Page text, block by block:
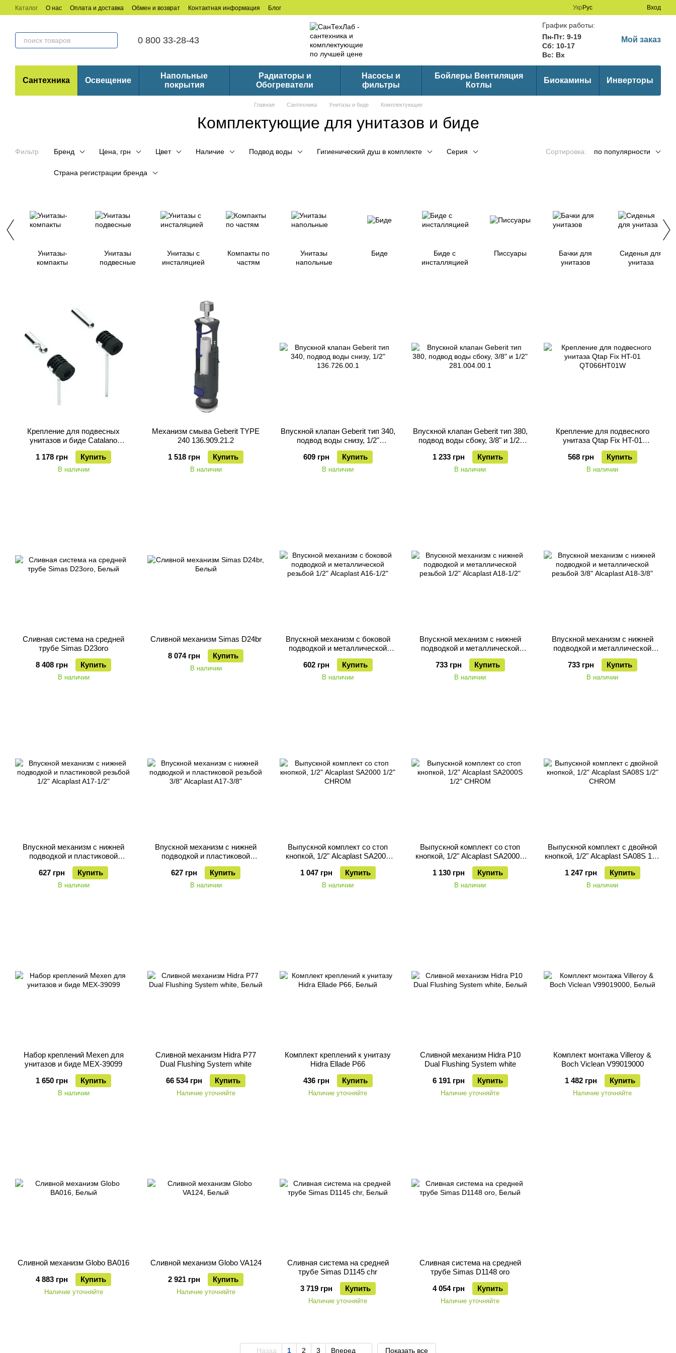
Перейти к основному контенту
Каталог О нас Оплата и доставка Обмен и возврат Контактная информация Блог Укр Рус Вход
0 800 33-28-43
График работы:
Пн-Пт: 9-19
Сб: 10-17
Вс: Вх
Мой заказ
Сантехника Освещение
Напольные
покрытия
Радиаторы и
Обогреватели
Насосы и
фильтры
Бойлеры Вентиляция
Котлы
Биокамины Инверторы
Главная Сантехника Унитазы и биде Комплектующие
Комплектующие для унитазов и биде
Фильтр Бренд Цена, грн Цвет Наличие Подвод воды Гигиенический душ в комплекте Серия
Страна регистрации бренда
Сортировка: по популярности
Унитазы-
компакты
Унитазы
подвесные
Унитазы с
инсталяцией
Компакты по
частям
Унитазы
напольные
Биде
Биде с
инсталляцией
Писсуары
Бачки для
унитазов
Сиденья для
унитаза
Крепление для подвесных
унитазов и биде Catalano
5KFST00
1 178 грн
Купить
В наличии
Механизм смыва Geberit TYPE
240 136.909.21.2
1 518 грн
Купить
В наличии
Впускной клапан Geberit тип 340,
подвод воды снизу, 1/2"
136.726.00.1
609 грн
Купить
В наличии
Впускной клапан Geberit тип 380,
подвод воды сбоку, 3/8" и 1/2"
281.004.00.1
1 233 грн
Купить
В наличии
Крепление для подвесного
унитаза Qtap Fix HT-01
QT066HT01W
568 грн
Купить
В наличии
Сливная система на средней
трубе Simas D23oro
8 408 грн
Купить
В наличии
Сливной механизм Simas D24br
8 074 грн
Купить
В наличии
Впускной механизм с боковой
подводкой и металлической
резьбой 1/2" Alcaplast A16-1/2"
602 грн
Купить
В наличии
Впускной механизм с нижней
подводкой и металлической
резьбой 1/2" Alcaplast A18-1/2"
733 грн
Купить
В наличии
Впускной механизм с нижней
подводкой и металлической
резьбой 3/8" Alcaplast A18-3/8"
733 грн
Купить
В наличии
Впускной механизм с нижней
подводкой и пластиковой
резьбой 1/2" Alcaplast A17-1/2"
627 грн
Купить
В наличии
Впускной механизм с нижней
подводкой и пластиковой
резьбой 3/8" Alcaplast A17-3/8"
627 грн
Купить
В наличии
Выпускной комплект со стоп
кнопкой, 1/2" Alcaplast SA2000
1/2" CHROM
1 047 грн
Купить
В наличии
Выпускной комплект со стоп
кнопкой, 1/2" Alcaplast SA2000S
1/2" CHROM
1 130 грн
Купить
В наличии
Выпускной комплект с двойной
кнопкой, 1/2" Alcaplast SA08S 1/2"
CHROM
1 247 грн
Купить
В наличии
Набор креплений Mexen для
унитазов и биде MEX-39099
1 650 грн
Купить
В наличии
Сливной механизм Hidra P77
Dual Flushing System white
66 534 грн
Купить
Наличие уточняйте
Комплект креплений к унитазу
Hidra Ellade P66
436 грн
Купить
Наличие уточняйте
Сливной механизм Hidra P10
Dual Flushing System white
6 191 грн
Купить
Наличие уточняйте
Комплект монтажа Villeroy &
Boch Viclean V99019000
1 482 грн
Купить
Наличие уточняйте
Сливной механизм Globo BA016
4 883 грн
Купить
Наличие уточняйте
Сливной механизм Globo VA124
2 921 грн
Купить
Наличие уточняйте
Сливная система на средней
трубе Simas D1145 chr
3 719 грн
Купить
Наличие уточняйте
Сливная система на средней
трубе Simas D1148 oro
4 054 грн
Купить
Наличие уточняйте
Назад 1 2 3 Вперед Показать все